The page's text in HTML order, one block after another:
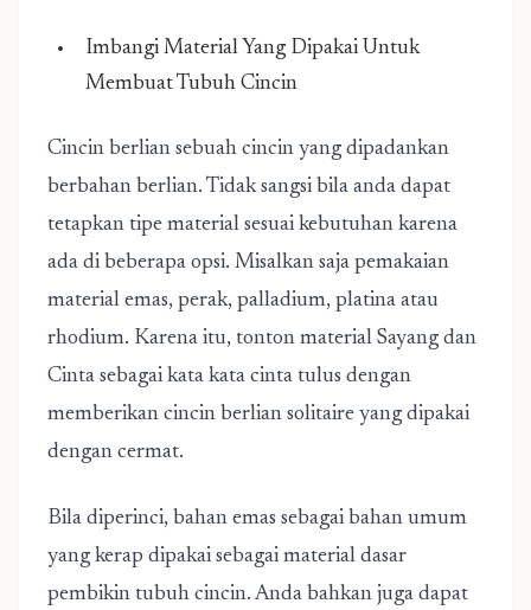
Imbangi Material Yang Dipakai Untuk
Membuat Tubuh Cincin
Cincin berlian sebuah cincin yang dipadankan
berbahan berlian. Tidak sangsi bila anda dapat
tetapkan tipe material sesuai kebutuhan karena
ada di beberapa opsi. Misalkan saja pemakaian
material emas, perak, palladium, platina atau
rhodium. Karena itu, tonton material Sayang dan
Cinta sebagai kata kata cinta tulus dengan
memberikan cincin berlian solitaire yang dipakai
dengan cermat.
Bila diperinci, bahan emas sebagai bahan umum
yang kerap dipakai sebagai material dasar
pembikin tubuh cincin. Anda bahkan juga dapat